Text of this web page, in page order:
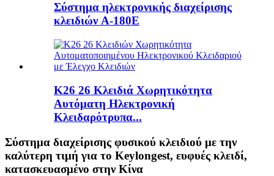
Σύστημα ηλεκτρονικής διαχείρισης
κλειδιών A-180E
K26 26 Κλειδιά Χωρητικότητα
Αυτόματη Ηλεκτρονική
Κλειδαρότρυπα...
Σύστημα διαχείρισης φυσικού κλειδιού με την
καλύτερη τιμή για το Keylongest, ευφυές κλειδί,
κατασκευασμένο στην Κίνα